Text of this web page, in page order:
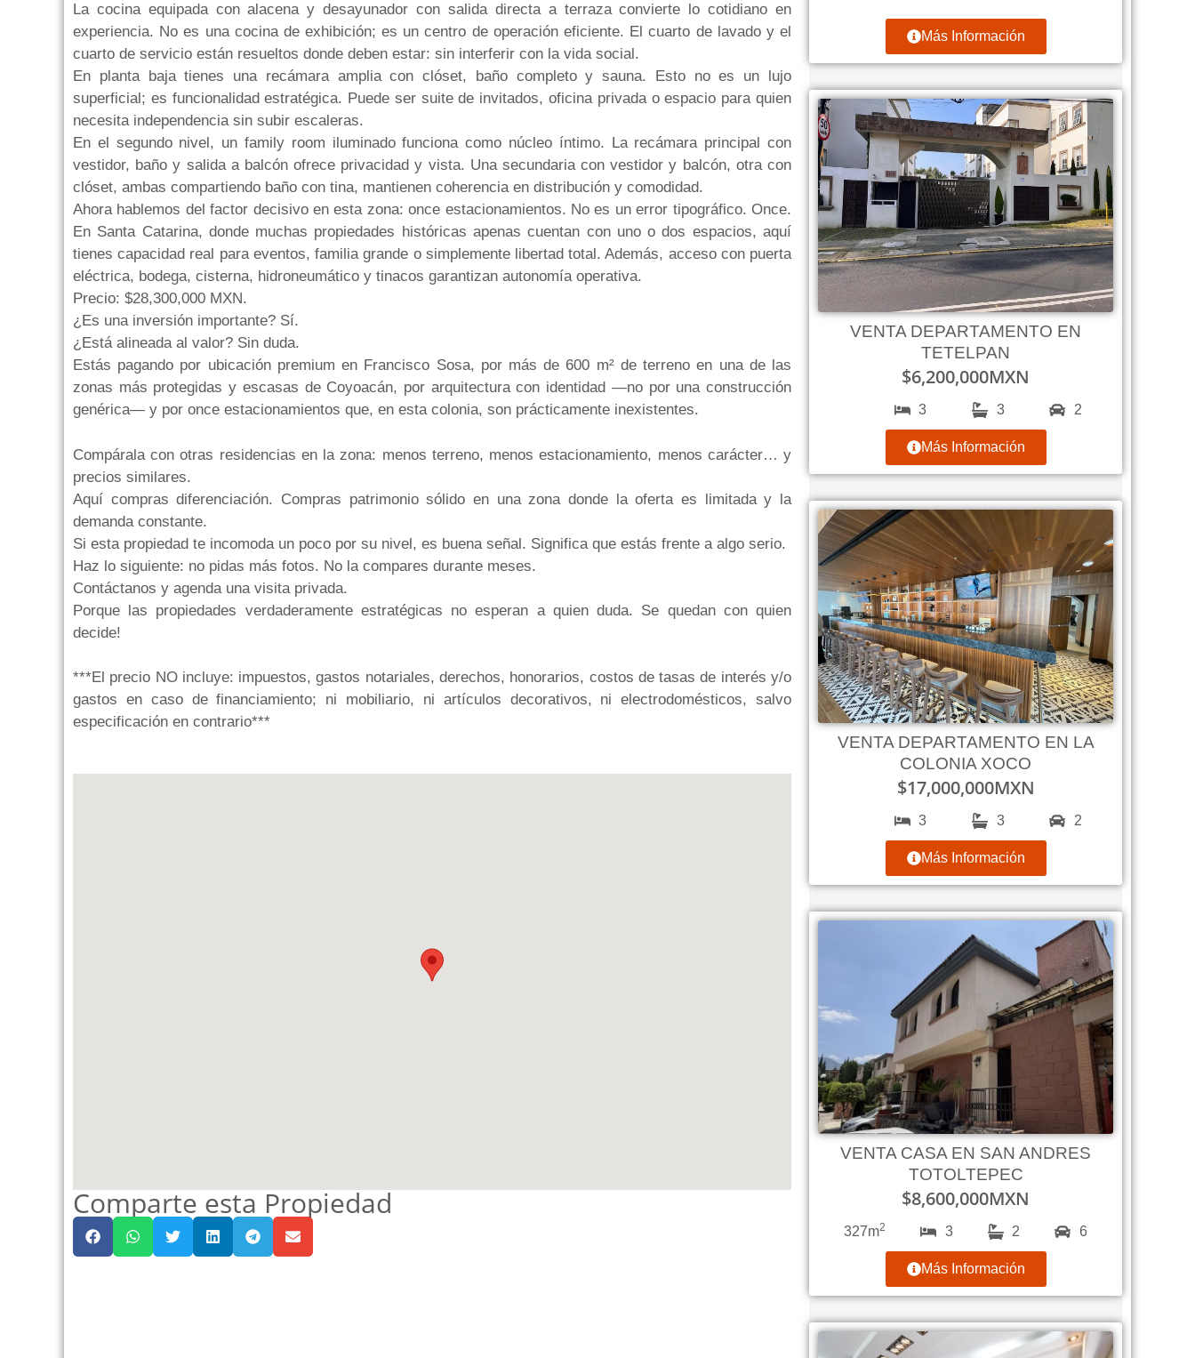
La cocina equipada con alacena y desayunador con salida directa a terraza convierte lo cotidiano en
experiencia. No es una cocina de exhibición; es un centro de operación eficiente. El cuarto de lavado y el
cuarto de servicio están resueltos donde deben estar: sin interferir con la vida social.
En planta baja tienes una recámara amplia con clóset, baño completo y sauna. Esto no es un lujo
superficial; es funcionalidad estratégica. Puede ser suite de invitados, oficina privada o espacio para quien
necesita independencia sin subir escaleras.
En el segundo nivel, un family room iluminado funciona como núcleo íntimo. La recámara principal con
vestidor, baño y salida a balcón ofrece privacidad y vista. Una secundaria con vestidor y balcón, otra con
clóset, ambas compartiendo baño con tina, mantienen coherencia en distribución y comodidad.
Ahora hablemos del factor decisivo en esta zona: once estacionamientos. No es un error tipográfico. Once.
En Santa Catarina, donde muchas propiedades históricas apenas cuentan con uno o dos espacios, aquí
tienes capacidad real para eventos, familia grande o simplemente libertad total. Además, acceso con puerta
eléctrica, bodega, cisterna, hidroneumático y tinacos garantizan autonomía operativa.
Precio: $28,300,000 MXN.
¿Es una inversión importante? Sí.
¿Está alineada al valor? Sin duda.
Estás pagando por ubicación premium en Francisco Sosa, por más de 600 m² de terreno en una de las
zonas más protegidas y escasas de Coyoacán, por arquitectura con identidad —no por una construcción
genérica— y por once estacionamientos que, en esta colonia, son prácticamente inexistentes.
Compárala con otras residencias en la zona: menos terreno, menos estacionamiento, menos carácter… y
precios similares.
Aquí compras diferenciación. Compras patrimonio sólido en una zona donde la oferta es limitada y la
demanda constante.
Si esta propiedad te incomoda un poco por su nivel, es buena señal. Significa que estás frente a algo serio.
Haz lo siguiente: no pidas más fotos. No la compares durante meses.
Contáctanos y agenda una visita privada.
Porque las propiedades verdaderamente estratégicas no esperan a quien duda. Se quedan con quien
decide!
***El precio NO incluye: impuestos, gastos notariales, derechos, honorarios, costos de tasas de interés y/o
gastos en caso de financiamiento; ni mobiliario, ni artículos decorativos, ni electrodomésticos, salvo
especificación en contrario***
Comparte esta Propiedad
Más Información
VENTA DEPARTAMENTO EN
TETELPAN
$6,200,000MXN
3 3 2
Más Información
VENTA DEPARTAMENTO EN LA
COLONIA XOCO
$17,000,000MXN
3 3 2
Más Información
VENTA CASA EN SAN ANDRES
TOTOLTEPEC
$8,600,000MXN
327m2 3 2 6
Más Información